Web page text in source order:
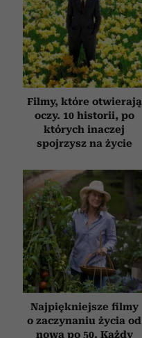
Filmy, które otwierają
oczy. 10 historii, po
których inaczej
spojrzysz na życie
Najpiękniejsze filmy
o zaczynaniu życia od
nowa po 50. Każdy